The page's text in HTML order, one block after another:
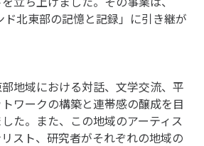
北東部の記憶と記録」に引き継が
地域における対話、文学交流、平
ワークの構築と連帯感の醸成を目
た。また、この地域のアーティス
スト、研究者がそれぞれの地域の